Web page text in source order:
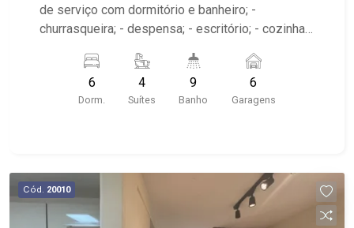
de serviço com dormitório e banheiro; -
churrasqueira; - despensa; - escritório; - cozinha
piscina; - 9 banheiros sendo 4 planejados com
box; - próximo ao Hospital São Francisco, Unaerp,
Parque Curipira
6
Dorm.
4
Suítes
9
Banho
6
Garagens
Cód. 20010